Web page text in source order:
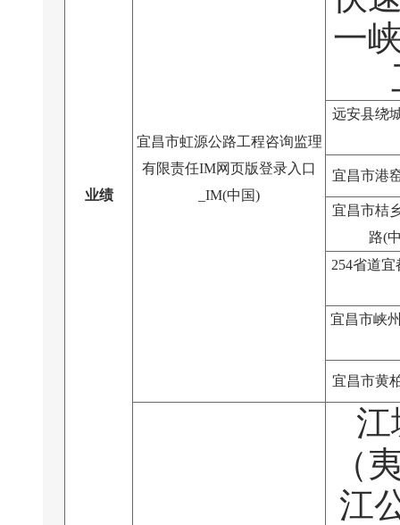
业绩
宜昌市虹源公路工程咨询监理
有限责任IM网页版登录入口
_IM(中国)
一
远安县绕
宜昌市港
宜昌市桔
路(
254省道
宜昌市峡
宜昌市黄
江
（
江